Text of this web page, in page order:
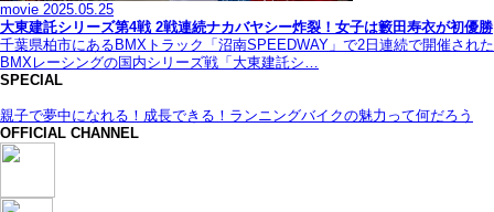
movie 2025.05.25
大東建託シリーズ第4戦 2戦連続ナカバヤシー炸裂！女子は籔田寿衣が初優勝
千葉県柏市にあるBMXトラック「沼南SPEEDWAY」で2日連続で開催された
BMXレーシングの国内シリーズ戦「大東建託シ…
SPECIAL
親子で夢中になれる！成長できる！ランニングバイクの魅力って何だろう
OFFICIAL CHANNEL